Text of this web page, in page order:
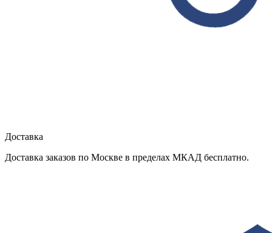
Доставка
Доставка заказов по Москве в пределах МКАД бесплатно.